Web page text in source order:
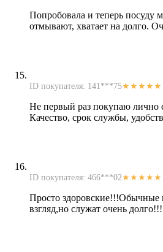
Попробовала и теперь
отмывают, хватает на долго.
ID покупателя: 141***75★★★★★
Не первый раз покупаю лично
Качество, срок службы,
ID покупателя: 466***02★★★★★
Просто здоровские!!!Обычные
взгляд,но служат очень